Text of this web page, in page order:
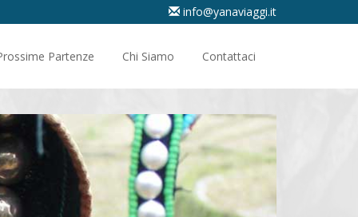
info@yanaviaggi.it
Partenze Chi Siamo Contattaci